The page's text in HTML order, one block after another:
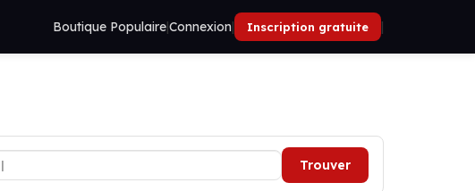
Boutique Populaire|Connexion| Inscription gratuite |
Trouver